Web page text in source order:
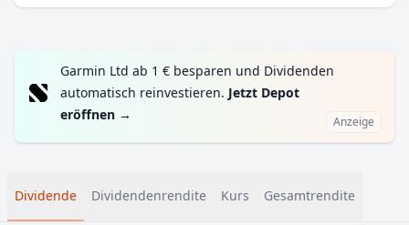
Garmin Ltd ab 1 € besparen und Dividenden
automatisch reinvestieren. Jetzt Depot
eröffnen → Anzeige
Dividende Dividendenrendite Kurs Gesamtrendite